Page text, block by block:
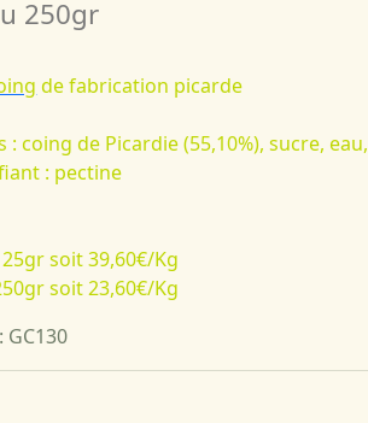
250gr
de fabrication picarde
coing de Picardie (55,10%), sucre, eau,
: pectine
soit 39,60€/Kg
soit 23,60€/Kg
GC130